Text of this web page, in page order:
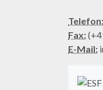
Telefon:
Fax:
E-Mail: